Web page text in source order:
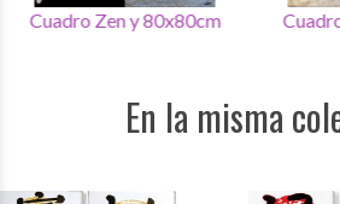
Cuadro Zen y 80x80cm
En la misma